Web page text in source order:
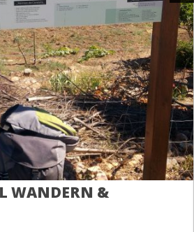
WANDERN &